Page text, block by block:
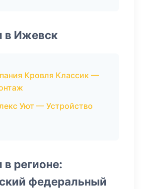
в Ижевск
Кровля Классик —
Уют — Устройство
регионе:
федеральный